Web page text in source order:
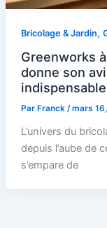
Bricolage & Jardin,
Greenworks
donne son
Par Franck /mars
L’univers du
depuis l’aube de
s’empare de